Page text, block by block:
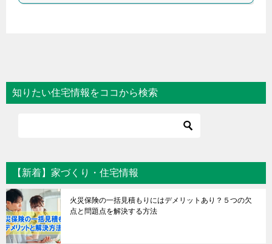
知りたい住宅情報をココから検索
【新着】家づくり・住宅情報
火災保険の一括見積もりにはデメリットあり？５つの欠
点と問題点を解決する方法